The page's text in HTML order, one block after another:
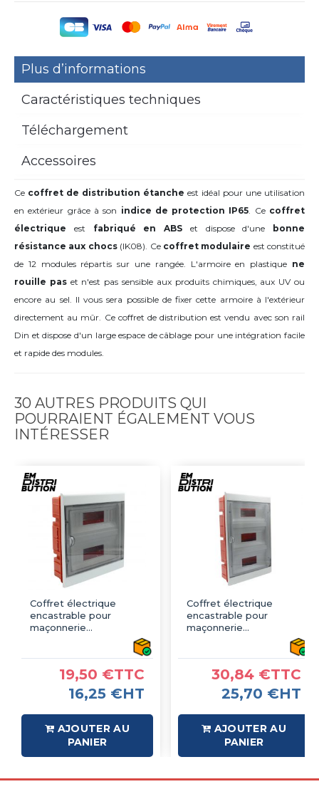
Plus d’informations
Caractéristiques techniques
Téléchargement
Accessoires
Ce coffret de distribution étanche est idéal pour une utilisation
en extérieur grâce à son indice de protection IP65. Ce coffret
électrique est fabriqué en ABS et dispose d'une
bonne
résistance aux chocs(IK08). Ce coffret modulaire est constitué
de 12 modules répartis sur une rangée. L'armoire en plastique ne
rouille paset n'est pas sensible aux produits chimiques, aux UV ou
encore au sel. Il vous sera possible de fixer cette armoire à l'extérieur
directement au mûr. Ce coffret de distribution est vendu avec son rail
Din et dispose d'un large espace de câblage pour une intégration facile
et rapide des modules.
30 AUTRES PRODUITS QUI
POURRAIENT ÉGALEMENT VOUS
INTÉRESSER
Coffret électrique
encastrable pour
maçonnerie
350x310x90mm IP40 -
2 rangée de 12 modules
19,50 €TTC
16,25 €HT
AJOUTER AU
PANIER
Coffret électrique
encastrable pour
maçonnerie
470x310x90mm IP40 -
3 rangée de 12 modules
30,84 €TTC
25,70 €HT
AJOUTER AU
PANIER